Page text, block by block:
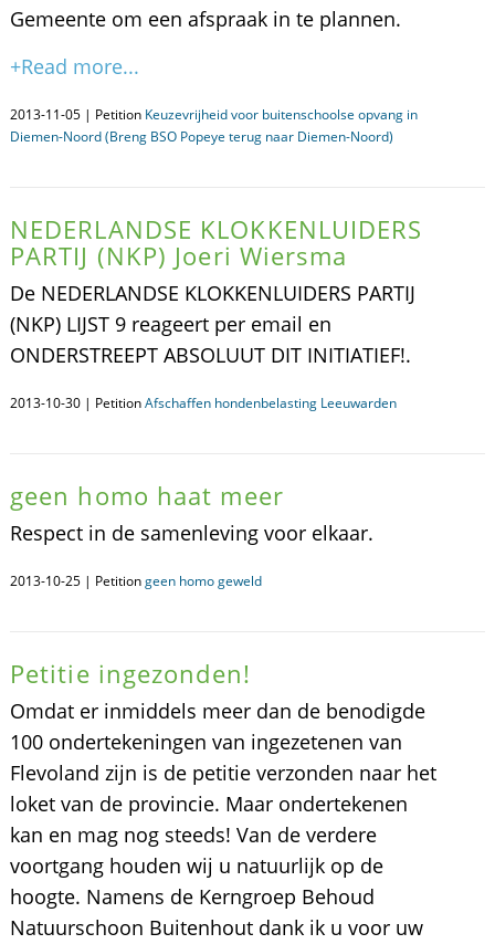
Gemeente om een afspraak in te plannen.
+Read more...
2013-11-05 | Petition Keuzevrijheid voor buitenschoolse opvang in
Diemen-Noord (Breng BSO Popeye terug naar Diemen-Noord)
NEDERLANDSE KLOKKENLUIDERS
PARTIJ (NKP) Joeri Wiersma
De NEDERLANDSE KLOKKENLUIDERS PARTIJ
(NKP) LIJST 9 reageert per email en
ONDERSTREEPT ABSOLUUT DIT INITIATIEF!.
2013-10-30 | PetitionAfschaffen hondenbelasting Leeuwarden
geen homo haat meer
Respect in de samenleving voor elkaar.
2013-10-25 | Petitiongeen homo geweld
Petitie ingezonden!
Omdat er inmiddels meer dan de benodigde
100 ondertekeningen van ingezetenen van
Flevoland zijn is de petitie verzonden naar het
loket van de provincie. Maar ondertekenen
kan en mag nog steeds! Van de verdere
voortgang houden wij u natuurlijk op de
hoogte. Namens de Kerngroep Behoud
Natuurschoon Buitenhout dank ik u voor uw